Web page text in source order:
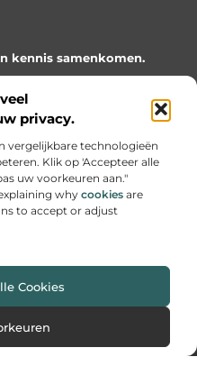
privacy.
vergelijkbare technologieën
Klik op 'Accepteer alle
uw voorkeuren aan."
why cookies are
to accept or adjust
Cookies
kennis samenkomen.
en laat je verrassen door
en nieuwe ideeën!
(EU)
All Right Reserved.